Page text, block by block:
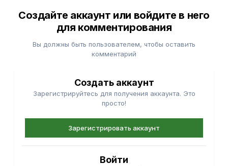
Создайте аккаунт или войдите в него
для комментирования
Вы должны быть пользователем, чтобы оставить
комментарий
Создать аккаунт
Зарегистрируйтесь для получения аккаунта. Это
просто!
Зарегистрировать аккаунт
Войти